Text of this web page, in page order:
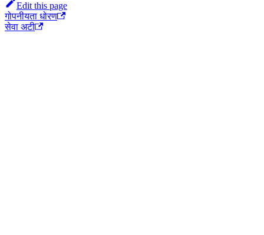
Edit this page
गोपनीयता धोरण
सेवा अटी